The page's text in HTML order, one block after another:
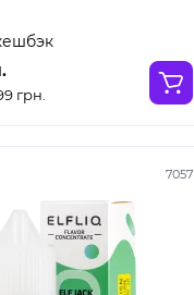
грн.
7057